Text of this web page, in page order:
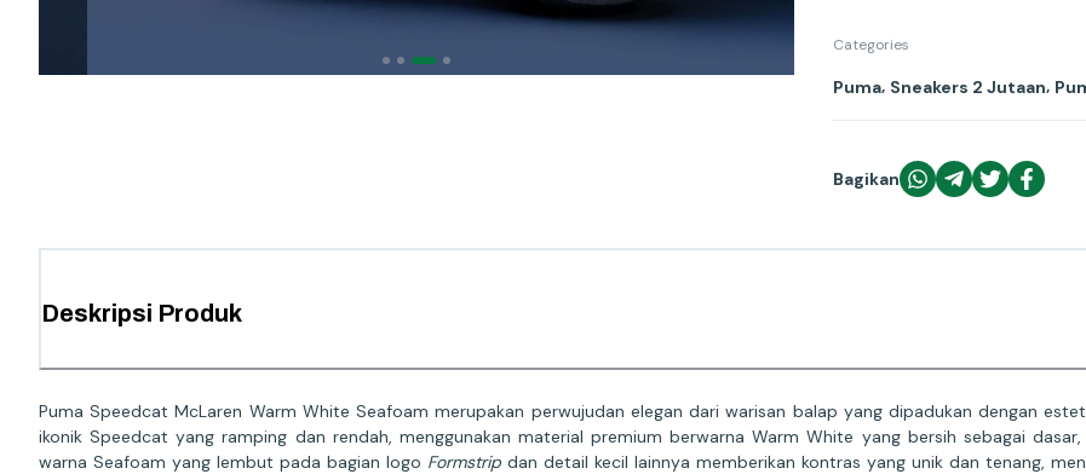
Categories
Puma, Sneakers 2 Jutaan,
Bagikan
Deskripsi Produk
Puma Speedcat McLaren Warm White Seafoam merupakan perwujudan elegan dari warisan balap yang dipadukan dengan
ikonik Speedcat yang ramping dan rendah, menggunakan material premium berwarna Warm White yang bersih sebagai
warna Seafoam yang lembut pada bagian logo Formstrip dan detail kecil lainnya memberikan kontras yang unik dan tenang,